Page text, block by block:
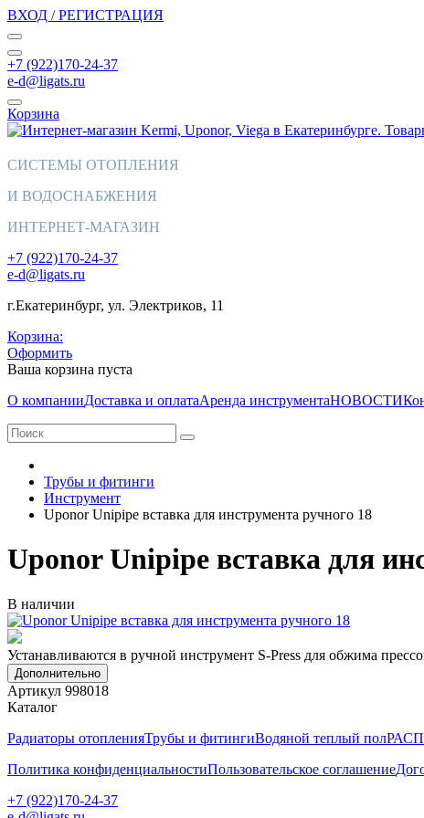
ВХОД / РЕГИСТРАЦИЯ
+7 (922)170-24-37
e-d@ligats.ru
Корзина
СИСТЕМЫ ОТОПЛЕНИЯ
И ВОДОСНАБЖЕНИЯ
ИНТЕРНЕТ-МАГАЗИН
+7 (922)170-24-37
e-d@ligats.ru
г.Екатеринбург, ул. Электриков, 11
Корзина:
Оформить
Ваша корзина пуста
О компанииДоставка и оплатаАренда инструментаНОВОСТИ
Трубы и фитинги
Инструмент
Uponor Unipipe вставка для инструмента ручного 18
Uponor Unipipe вставка для
В наличии
Устанавливаются в ручной инструмент S-Press для обжима
Дополнительно
Артикул 998018
Каталог
Радиаторы отопленияТрубы и фитингиВодяной теплый пол
Политика конфиденциальностиПользовательское соглашение
+7 (922)170-24-37